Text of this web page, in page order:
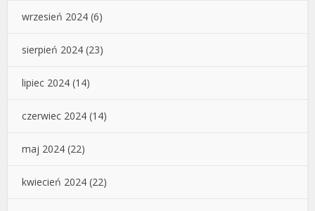
wrzesień 2024 (6)
sierpień 2024 (23)
lipiec 2024 (14)
czerwiec 2024 (14)
maj 2024 (22)
kwiecień 2024 (22)